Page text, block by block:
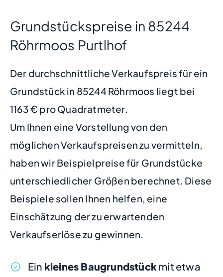
Grundstückspreise in 85244
Röhrmoos Purtlhof
Der durchschnittliche Verkaufspreis für ein
Grundstück in 85244 Röhrmoos liegt bei
1163 € pro Quadratmeter.
Um Ihnen eine Vorstellung von den
möglichen Verkaufspreisen zu vermitteln,
haben wir Beispielpreise für Grundstücke
unterschiedlicher Größen berechnet. Diese
Beispiele sollen Ihnen helfen, eine
Einschätzung der zu erwartenden
Verkaufserlöse zu gewinnen.
Ein kleines Baugrundstückmit etwa